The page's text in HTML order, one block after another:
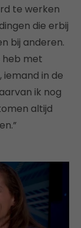
te werken
die erbij
bij anderen.
heb met
in de
ik nog
altijd